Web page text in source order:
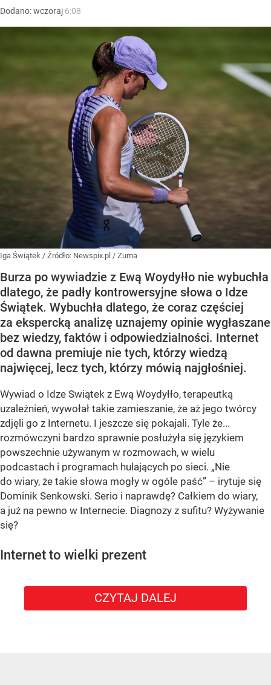
Dodano:wczoraj 6:08
Iga Świątek / Źródło: Newspix.pl / Zuma
Burza po wywiadzie z Ewą Woydyłło nie wybuchła
dlatego, że padły kontrowersyjne słowa o Idze
Świątek. Wybuchła dlatego, że coraz częściej
za ekspercką analizę uznajemy opinie wygłaszane
bez wiedzy, faktów i odpowiedzialności. Internet
od dawna premiuje nie tych, którzy wiedzą
najwięcej, lecz tych, którzy mówią najgłośniej.
Wywiad o Idze Swiątek z Ewą Woydyłło, terapeutką
uzależnień, wywołał takie zamieszanie, że aż jego twórcy
zdjęli go z Internetu. I jeszcze się pokajali. Tyle że...
rozmówczyni bardzo sprawnie posłużyła się językiem
powszechnie używanym w rozmowach, w wielu
podcastach i programach hulających po sieci. „Nie
do wiary, że takie słowa mogły w ogóle paść” – irytuje się
Dominik Senkowski. Serio i naprawdę? Całkiem do wiary,
a już na pewno w Internecie. Diagnozy z sufitu? Wyżywanie
się?
Internet to wielki prezent
CZYTAJ DALEJ